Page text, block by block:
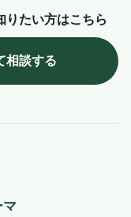
りたい方はこちら
相談する
マ